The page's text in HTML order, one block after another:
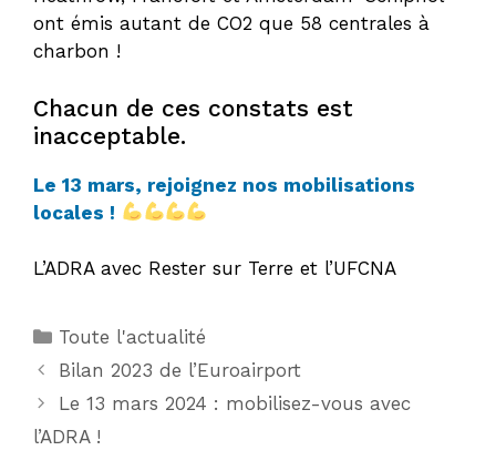
ont émis autant de CO2 que 58 centrales à
charbon !
Chacun de ces constats est
inacceptable.
Le 13 mars, rejoignez nos mobilisations
locales !
L’ADRA avec Rester sur Terre et l’UFCNA
Catégories
Toute l'actualité
Bilan 2023 de l’Euroairport
Le 13 mars 2024 : mobilisez-vous avec
l’ADRA !